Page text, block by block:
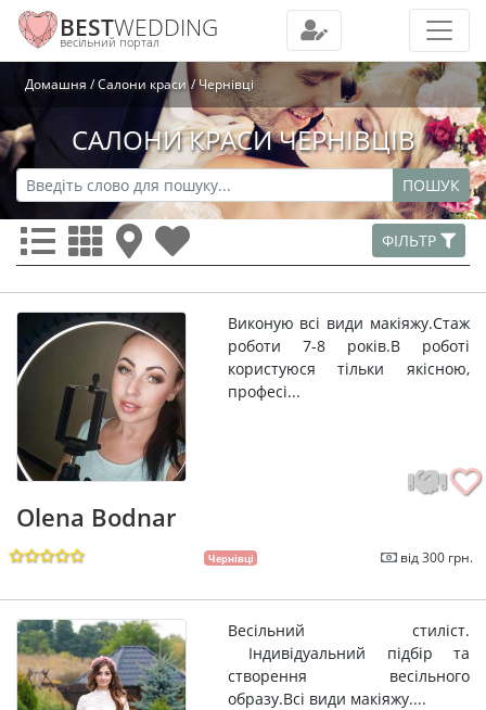
BESTWEDDING
весільний портал
Домашня Салони краси Чернівці
САЛОНИ КРАСИ ЧЕРНІВЦІВ
ПОШУК
ФІЛЬТР
Виконую всі види макіяжу.Стаж
роботи 7-8 років.В роботі
користуюся тільки якісною,
професі...
Olena Bodnar
Чернівці від 300 грн.
Весільний стиліст.
Індивідуальний підбір та
створення весільного
образу.Всі види макіяжу....